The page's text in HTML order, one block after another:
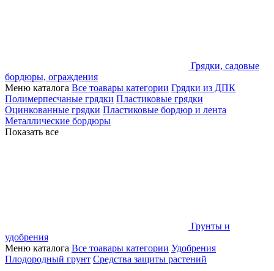
Грядки, садовые
бордюры, ограждения
Меню каталога Все тоавары категории Грядки из ДПК
Полимерпесчаные грядки Пластиковые грядки
Оцинкованные грядки Пластиковые бордюр и лента
Металлические бордюры
Показать все
Грунты и
удобрения
Меню каталога Все тоавары категории Удобрения
Плодородный грунт Средства защиты растений